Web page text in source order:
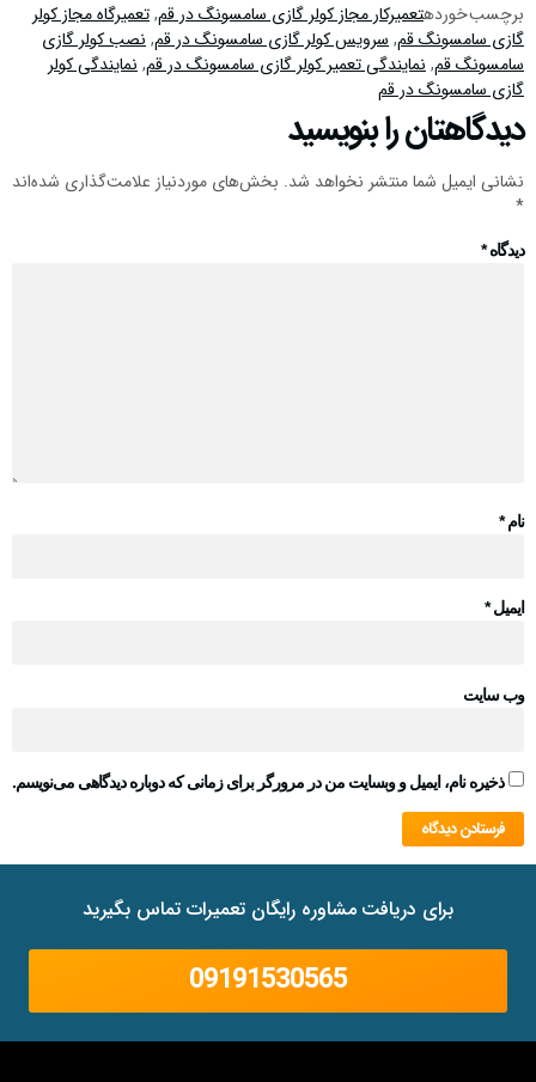
برچسب خوردهتعمیرکار مجاز کولر گازی سامسونگ در قم,تعمیرگاه مجاز کولر
گازی سامسونگ قم,سرویس کولر گازی سامسونگ در قم,نصب کولر گازی
سامسونگ قم,نمایندگی تعمیر کولر گازی سامسونگ در قم,نمایندگی کولر
گازی سامسونگ در قم
دیدگاهتان را بنویسید
نشانی ایمیل شما منتشر نخواهد شد. بخش‌های موردنیاز علامت‌گذاری شده‌اند
*
دیدگاه*
نام*
ایمیل*
وب‌ سایت
ذخیره نام، ایمیل و وبسایت من در مرورگر برای زمانی که دوباره دیدگاهی می‌نویسم.
برای دریافت مشاوره رایگان تعمیرات تماس بگیرید
09191530565